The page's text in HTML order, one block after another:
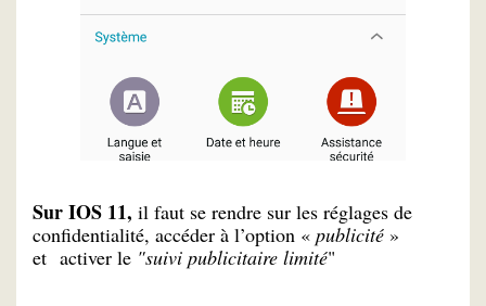
Sur IOS 11, il faut se rendre sur les réglages de
confidentialité, accéder à l’option « publicité »
et activer le "suivi publicitaire limité"